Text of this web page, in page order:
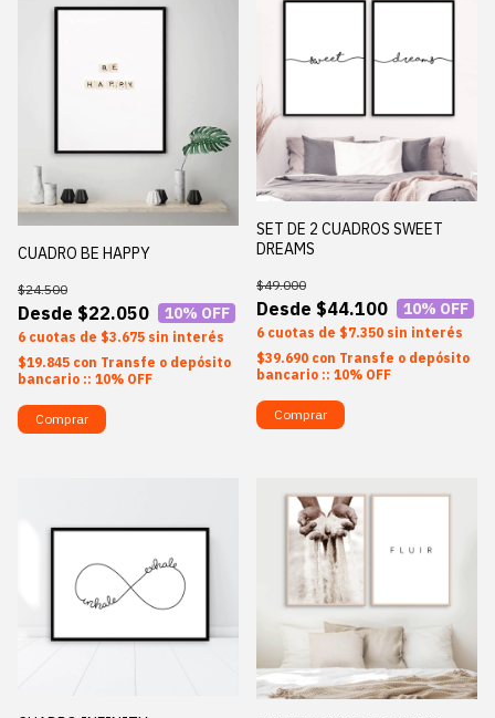
CUADRO BE HAPPY
$22.050
$24.500
10% OFF
6 $3.675 sin interés
$19.845 con Transfe o depósito
bancario :: 10% OFF
Comprar
SET DE 2 CUADROS SWEET
DREAMS
$44.100
$49.000
10% OFF
6 $7.350 sin interés
$39.690 con Transfe o depósito
bancario :: 10% OFF
Comprar